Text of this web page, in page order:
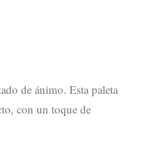
de ánimo. Esta paleta
con un toque de